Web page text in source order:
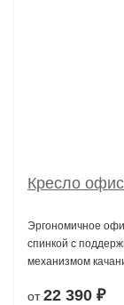
Кресло
Эргономичное
спинкой с
механизмом
от22 390 ₽